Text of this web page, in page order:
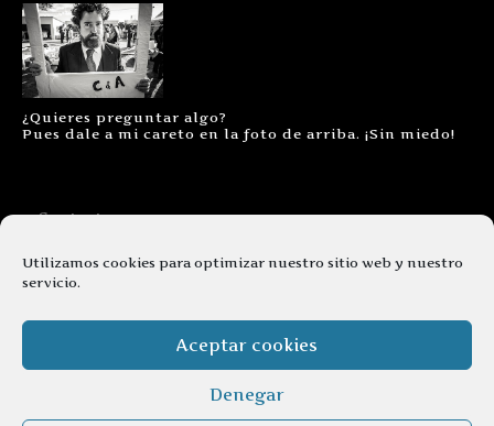
Utilizamos cookies para optimizar nuestro sitio web y nuestro
servicio.
Aceptar cookies
Denegar
¿Quieres preguntar algo?
Pues dale a mi careto en la foto de arriba. ¡Sin miedo!
Contacto
Aviso legal